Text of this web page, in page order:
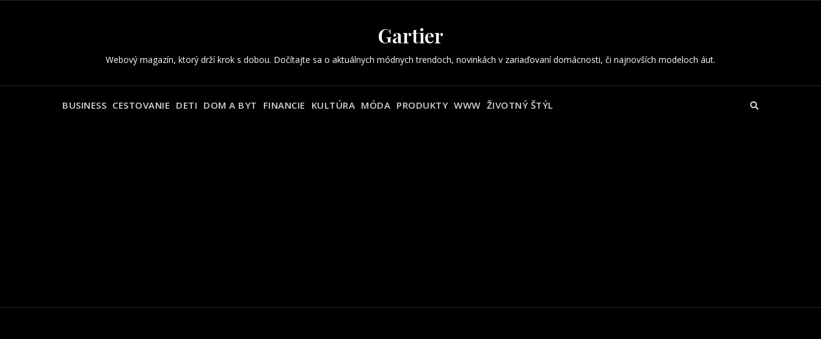
Gartier
Webový magazín, ktorý drží krok s dobou. Dočítajte sa o aktuálnych módnych trendoch, novinkách v zariaďovaní domácnosti, či najnovších modeloch áut.
BUSINESS CESTOVANIE DETI DOM A BYT FINANCIE KULTÚRA MÓDA PRODUKTY WWW ŽIVOTNÝ ŠTÝL